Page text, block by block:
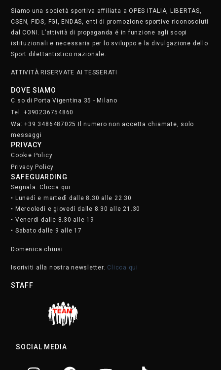
• Lunedì e martedì dalle 8.30 alle 22.30
• Mercoledì e giovedì dalle 8.30 alle 21.30
• Venerdì dalle 8.30 alle 19
• Sabato dalle 9 alle 17
STAFF
SOCIAL MEDIA